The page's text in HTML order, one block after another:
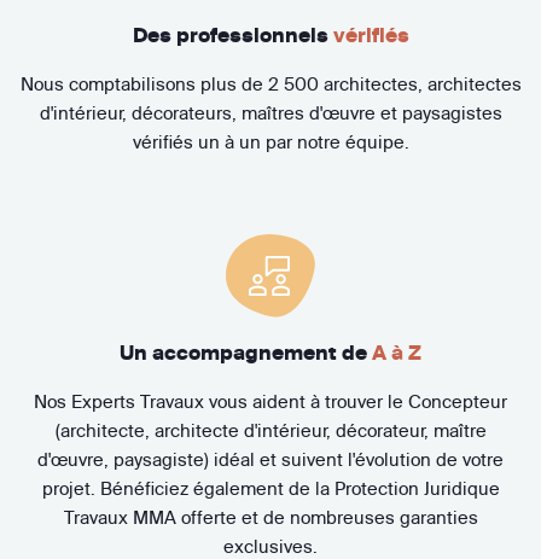
Des professionnels vérifiés
Nous comptabilisons plus de 2 500 architectes, architectes
d'intérieur, décorateurs, maîtres d'œuvre et paysagistes
vérifiés un à un par notre équipe.
Un accompagnement de A à Z
Nos Experts Travaux vous aident à trouver le Concepteur
(architecte, architecte d'intérieur, décorateur, maître
d'œuvre, paysagiste) idéal et suivent l'évolution de votre
projet. Bénéficiez également de la Protection Juridique
Travaux MMA offerte et de nombreuses garanties
exclusives.